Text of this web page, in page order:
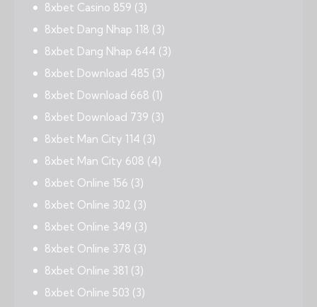
8xbet Casino 859 (3)
8xbet Dang Nhap 118 (3)
8xbet Dang Nhap 644 (3)
8xbet Download 485 (3)
8xbet Download 668 (1)
8xbet Download 739 (3)
8xbet Man City 114 (3)
8xbet Man City 608 (4)
8xbet Online 156 (3)
8xbet Online 302 (3)
8xbet Online 349 (3)
8xbet Online 378 (3)
8xbet Online 381 (3)
8xbet Online 503 (3)